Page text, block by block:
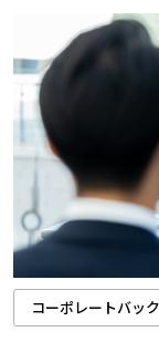
コーポレートバッ